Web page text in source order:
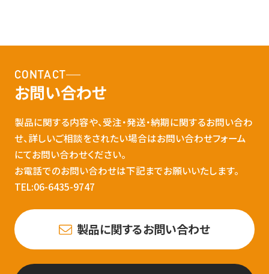
CONTACT
お問い合わせ
製品に関する内容や、受注・発送・納期に関するお問い合わ
せ、詳しいご相談をされたい場合はお問い合わせフォーム
にてお問い合わせください。
お電話でのお問い合わせは下記までお願いいたします。
TEL:06-6435-9747
製品に関するお問い合わせ